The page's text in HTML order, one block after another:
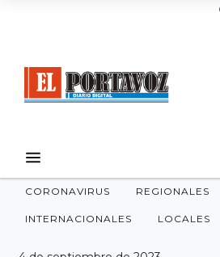
CORONAVIRUS REGIONALES
INTERNACIONALES LOCALES